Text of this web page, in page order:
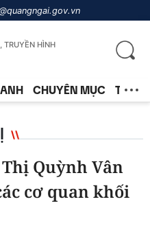
TRUYỀN HÌNH
CHUYÊN MỤC TIN
Quỳnh Vân
cơ quan khối